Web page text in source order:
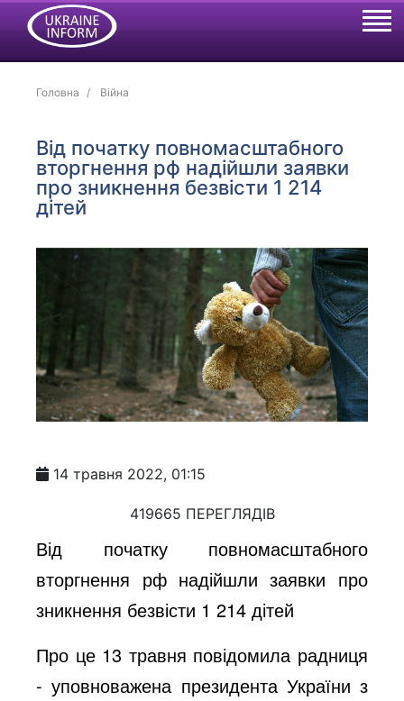
Головна Війна
Від початку повномасштабного
вторгнення рф надійшли заявки
про зникнення безвісти 1 214
дітей
14 травня 2022, 01:15
419665 ПЕРЕГЛЯДІВ
Від початку повномасштабного
вторгнення рф надійшли заявки про
зникнення безвісти 1 214 дітей
Про це 13 травня повідомила радниця
- уповноважена президента України з